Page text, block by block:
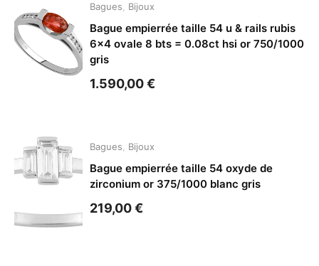
Bagues, Bijoux
Bague empierrée taille 54 u & rails rubis
6×4 ovale 8 bts = 0.08ct hsi or 750/1000
gris
1.590,00€
Bagues, Bijoux
Bague empierrée taille 54 oxyde de
zirconium or 375/1000 blanc gris
219,00€